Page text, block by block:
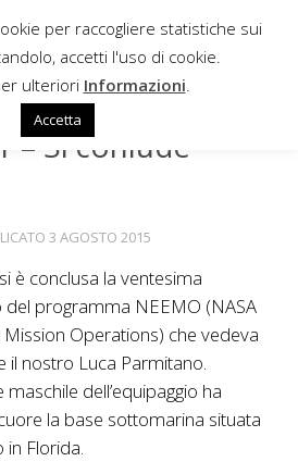
– Si conlude
3 AGOSTO 2015
è conclusa la ventesima
del programma NEEMO (NASA
Operations) che vedeva
il nostro Luca Parmitano.
dell’equipaggio ha
la base sottomarina situata
in Florida.
per raccogliere statistiche sui
accetti l'uso di cookie.
ulteriori Informazioni
Accetta